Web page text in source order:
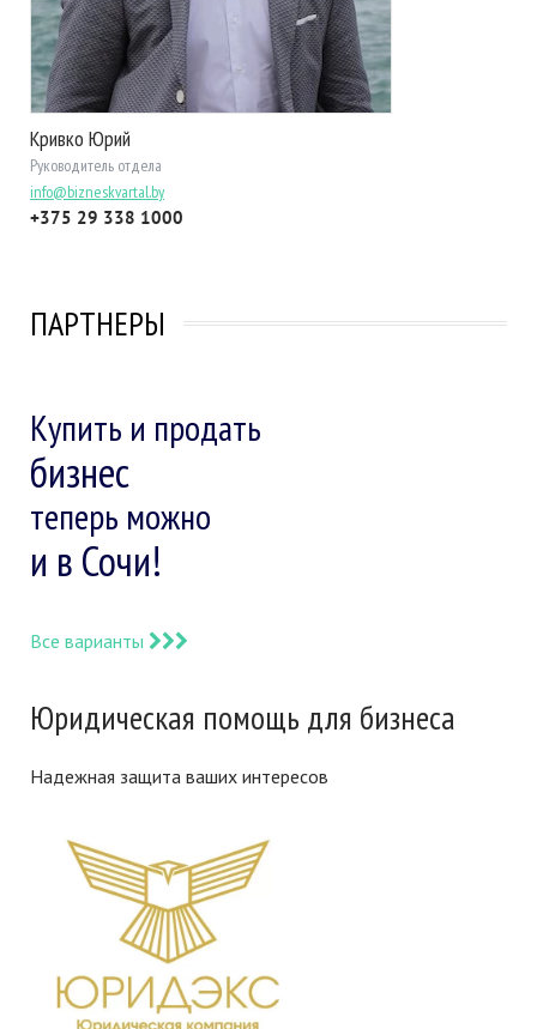
Кривко Юрий
Руководитель отдела
info@bizneskvartal.by
+375 29 338 1000
ПАРТНЕРЫ
Купить и продать
бизнес
теперь можно
и в Сочи!
Все варианты
Юридическая помощь для бизнеса
Надежная защита ваших интересов